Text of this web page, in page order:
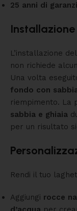
25 anni di
L’installazione
non richiede
Una volta
fondo con
riempimento. La
sabbia e ghiaia
per un risultato
Rendi il tuo
Aggiungi rocce